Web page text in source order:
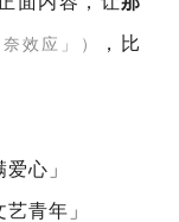
奈效应」） ，比
心」
青年」